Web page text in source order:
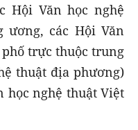
Hội Văn học nghệ
ương, các Hội Văn
trực thuộc trung
thuật địa phương)
học nghệ thuật Việt